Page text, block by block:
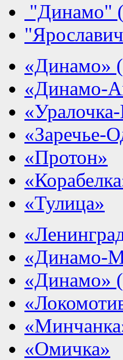
"Динамо"
«Динамо»
«Динамо-
«Заречье-
«Протон»
«Тулица»
«Динамо-
«Динамо»
«Омичка»